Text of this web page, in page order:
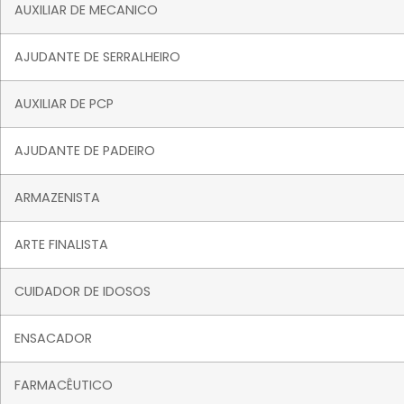
AUXILIAR DE MECANICO
AJUDANTE DE SERRALHEIRO
AUXILIAR DE PCP
AJUDANTE DE PADEIRO
ARMAZENISTA
ARTE FINALISTA
CUIDADOR DE IDOSOS
ENSACADOR
FARMACÊUTICO